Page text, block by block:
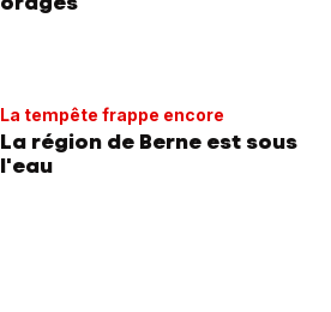
La tempête frappe encore
La région de Berne est sous
l'eau